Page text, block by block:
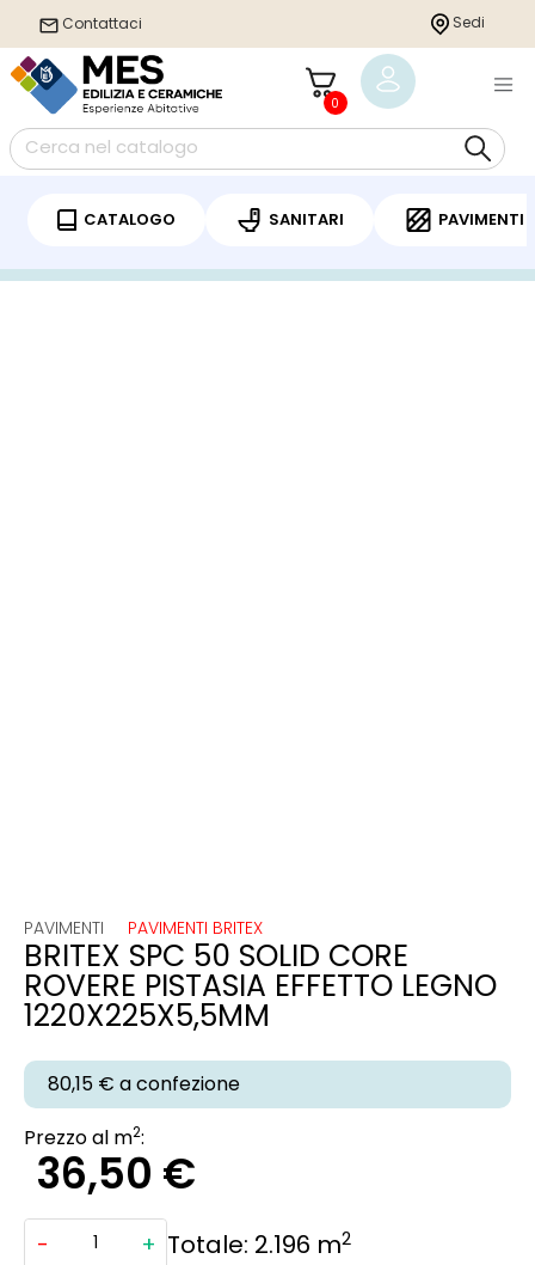
Contattaci Sedi
0
CATALOGO SANITARI PAVIMENTI
/Pavimenti/VINILICO SPC LVT/ BRITEX SPC 50 SOLID CORE ROVERE
PAVIMENTI PAVIMENTI BRITEX
BRITEX SPC 50 SOLID CORE
ROVERE PISTASIA EFFETTO LEGNO
1220X225X5,5MM
80,15 € a confezione
Prezzo al m2:
36,50 €
-
BRITEX
+ Totale: 2.196 m2